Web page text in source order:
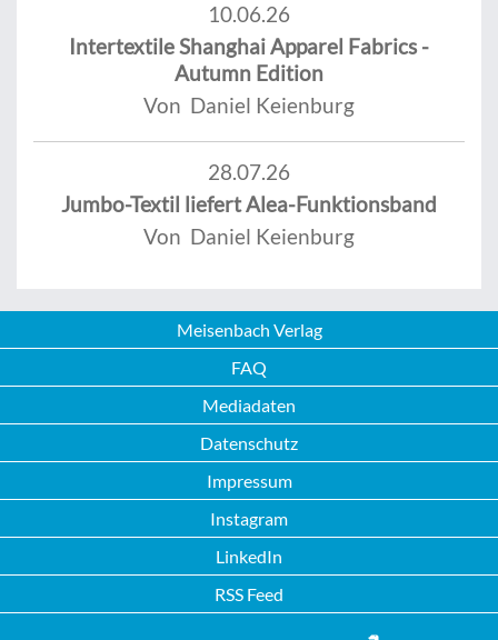
10.06.26
Intertextile Shanghai Apparel Fabrics -
Autumn Edition
Von Daniel Keienburg
28.07.26
Jumbo-Textil liefert Alea-Funktionsband
Von Daniel Keienburg
Meisenbach Verlag
FAQ
Mediadaten
Datenschutz
Impressum
Instagram
LinkedIn
RSS Feed